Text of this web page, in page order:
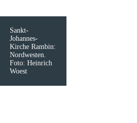
Sankt-
Johannes-
Kirche Rambin:
Nordwesten.
Foto: Heinrich
Woest